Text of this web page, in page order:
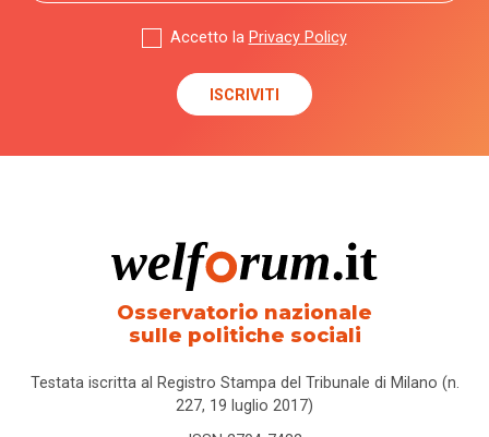
Accetto la Privacy Policy
Osservatorio nazionale
sulle politiche sociali
Testata iscritta al Registro Stampa del Tribunale di Milano (n.
227, 19 luglio 2017)